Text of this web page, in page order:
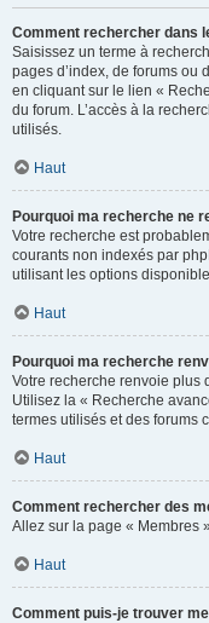
Comment rechercher dans
Saisissez un terme à
pages d’index, de forums ou
en cliquant sur le lien «
du forum. L’accès à la
utilisés.
Haut
Pourquoi ma recherche ne
Votre recherche est
courants non indexés par
utilisant les options
Haut
Pourquoi ma recherche
Votre recherche renvoie plus
Utilisez la « Recherche
termes utilisés et des forums
Haut
Comment rechercher des
Allez sur la page « Membres
Haut
Comment puis-je trouver